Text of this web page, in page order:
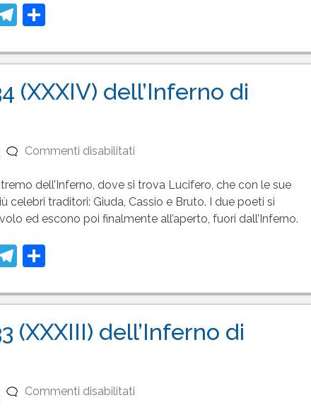
Telegram
Condividi
(XXXIV) dell’Inferno di
Commenti disabilitatisu
del
canto
34
dell’Inferno, dove si trova Lucifero, che con le sue
celebri traditori: Giuda, Cassio e Bruto. I due poeti si
ed escono poi finalmente all’aperto, fuori dall’Inferno.
Telegram
Condividi
(XXXIII) dell’Inferno di
Commenti disabilitatisu